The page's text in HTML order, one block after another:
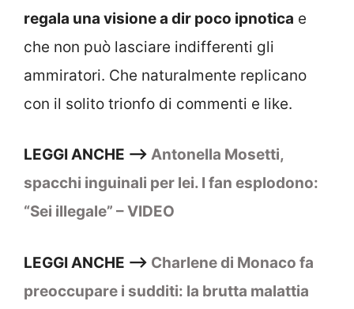
regala una visione a dir poco ipnotica e
che non può lasciare indifferenti gli
ammiratori. Che naturalmente replicano
con il solito trionfo di commenti e like.
LEGGI ANCHE –> Antonella Mosetti,
spacchi inguinali per lei. I fan esplodono:
“Sei illegale” – VIDEO
LEGGI ANCHE –> Charlene di Monaco fa
preoccupare i sudditi: la brutta malattia